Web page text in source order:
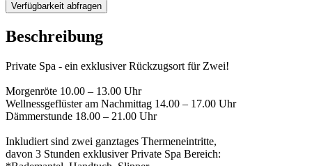
Verfügbarkeit abfragen
Beschreibung
Private Spa - ein exklusiver Rückzugsort für Zwei!
Morgenröte 10.00 – 13.00 Uhr
Wellnessgeflüster am Nachmittag 14.00 – 17.00 Uhr
Dämmerstunde 18.00 – 21.00 Uhr
Inkludiert sind zwei ganztages Thermeneintritte,
davon 3 Stunden exklusiver Private Spa Bereich: